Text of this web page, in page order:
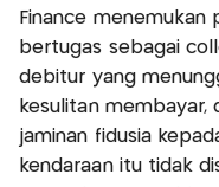
Finance menemukan
bertugas sebagai
debitur yang
kesulitan
jaminan fidusia
kendaraan itu tidak